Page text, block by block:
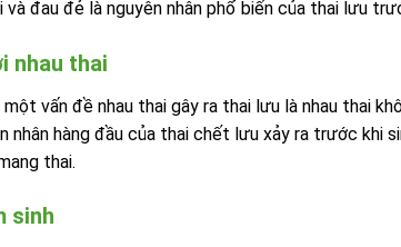
và đau đẻ là nguyên nhân phổ biến của thai lưu
nhau thai
vấn đề nhau thai gây ra thai lưu là nhau thai
nhân hàng đầu của thai chết lưu xảy ra trước khi
thai.
sinh